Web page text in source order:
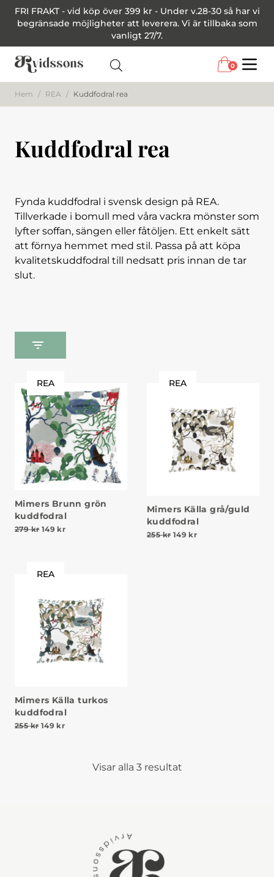
FRI FRAKT - vid köp över 399 kr - Under v.28-30 så har vi
begränsade möjligheter att leverera. Vi är tillbaka som
vanligt 27/7.
0
Hem / REA / Kuddfodral rea
Kuddfodral rea
Fynda kuddfodral i svensk design på REA.
Tillverkade i bomull med våra vackra mönster som
lyfter soffan, sängen eller fåtöljen. Ett enkelt sätt
att förnya hemmet med stil. Passa på att köpa
kvalitetskuddfodral till nedsatt pris innan de tar
slut.
REA
Mimers Brunn grön
kuddfodral
279kr Det ursprungliga priset var: 279 kr.
149 krDet nuvarande priset är: 149 kr.
REA
Mimers Källa grå/guld
kuddfodral
255kr Det ursprungliga priset
149 krDet nuvarande
REA
Mimers Källa turkos
kuddfodral
255kr Det ursprungliga priset var: 255 kr.
149 krDet nuvarande priset är: 149 kr.
Visar alla 3 resultat